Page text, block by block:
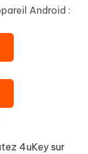
Android :
4uKey sur